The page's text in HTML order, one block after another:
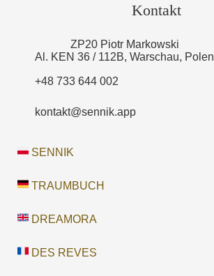
Kontakt
ZP20 Piotr Markowski
Al. KEN 36 / 112B, Warschau, Polen
+48 733 644 002
kontakt@sennik.app
SENNIK
TRAUMBUCH
DREAMORA
DES REVES